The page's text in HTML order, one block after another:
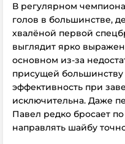
В регулярном
голов в большинстве,
хвалёной первой
выглядит ярко
основном из-за
присущей
эффективность при
исключительна. Даже
Павел редко бросает
направлять шайбу